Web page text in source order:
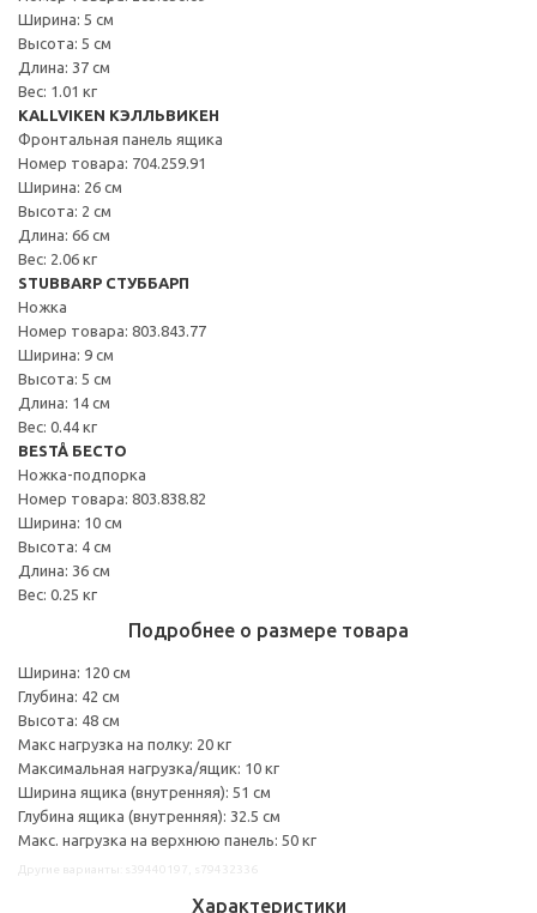
Ширина: 5 см
Высота: 5 см
Длина: 37 см
Вес: 1.01 кг
KALLVIKEN КЭЛЛЬВИКЕН
Фронтальная панель ящика
Номер товара: 704.259.91
Ширина: 26 см
Высота: 2 см
Длина: 66 см
Вес: 2.06 кг
STUBBARP СТУББАРП
Ножка
Номер товара: 803.843.77
Ширина: 9 см
Высота: 5 см
Длина: 14 см
Вес: 0.44 кг
BESTÅ БЕСТО
Ножка-подпорка
Номер товара: 803.838.82
Ширина: 10 см
Высота: 4 см
Длина: 36 см
Вес: 0.25 кг
Подробнее о размере товара
Ширина: 120 см
Глубина: 42 см
Высота: 48 см
Макс нагрузка на полку: 20 кг
Максимальная нагрузка/ящик: 10 кг
Ширина ящика (внутренняя): 51 см
Глубина ящика (внутренняя): 32.5 см
Макс. нагрузка на верхнюю панель: 50 кг
Характеристики